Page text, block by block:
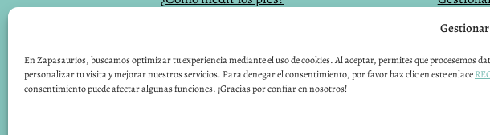
En Zapasaurios, buscamos optimizar tu experiencia mediante el uso de cookies. Al aceptar, permites que procesemos
personalizar tu visita y mejorar nuestros servicios. Para denegar el consentimiento, por favor haz clic en este enlace
consentimiento puede afectar algunas funciones. ¡Gracias por confiar en nosotros!
Directorio de pódologos